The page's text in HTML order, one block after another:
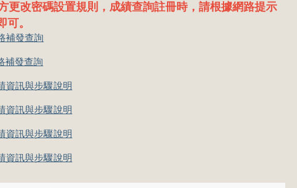
更改密碼設置規則，成績查詢註冊時，請根據網路提示
。
補發查詢
補發查詢
資訊與步驟說明
資訊與步驟說明
資訊與步驟說明
資訊與步驟說明